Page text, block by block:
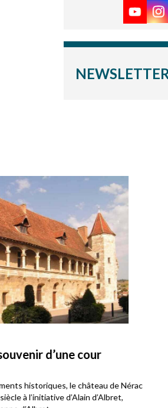
À Pau et à Orthez, sur
Monument incontournable dans le
château de Pau a connu plusieurs